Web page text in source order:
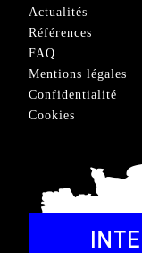
Actualités
Références
FAQ
Mentions légales
Confidentialité
Cookies